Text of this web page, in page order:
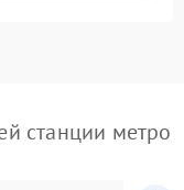
станции метро